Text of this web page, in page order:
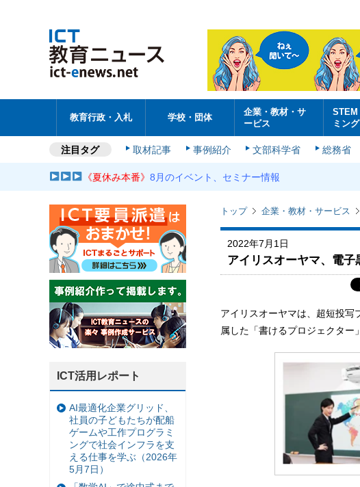
教育行政・入札 学校・団体
企業・教材・サ
ービス
STEM
ミング
注目タグ 取材記事 事例紹介 文部科学省 総務省
《夏休み本番》8月のイベント、セミナー情報
トップ 企業・教材・サービス
2022年7月1日
アイリスオーヤマ、電
アイリスオーヤマは、超短投写
属した「書けるプロジェクター
ICT活用レポート
AI最適化企業グリッド、
社員の子どもたちが配船
ゲームや工作プログラミ
ングで社会インフラを支
える仕事を学ぶ（2026年
5月7日）